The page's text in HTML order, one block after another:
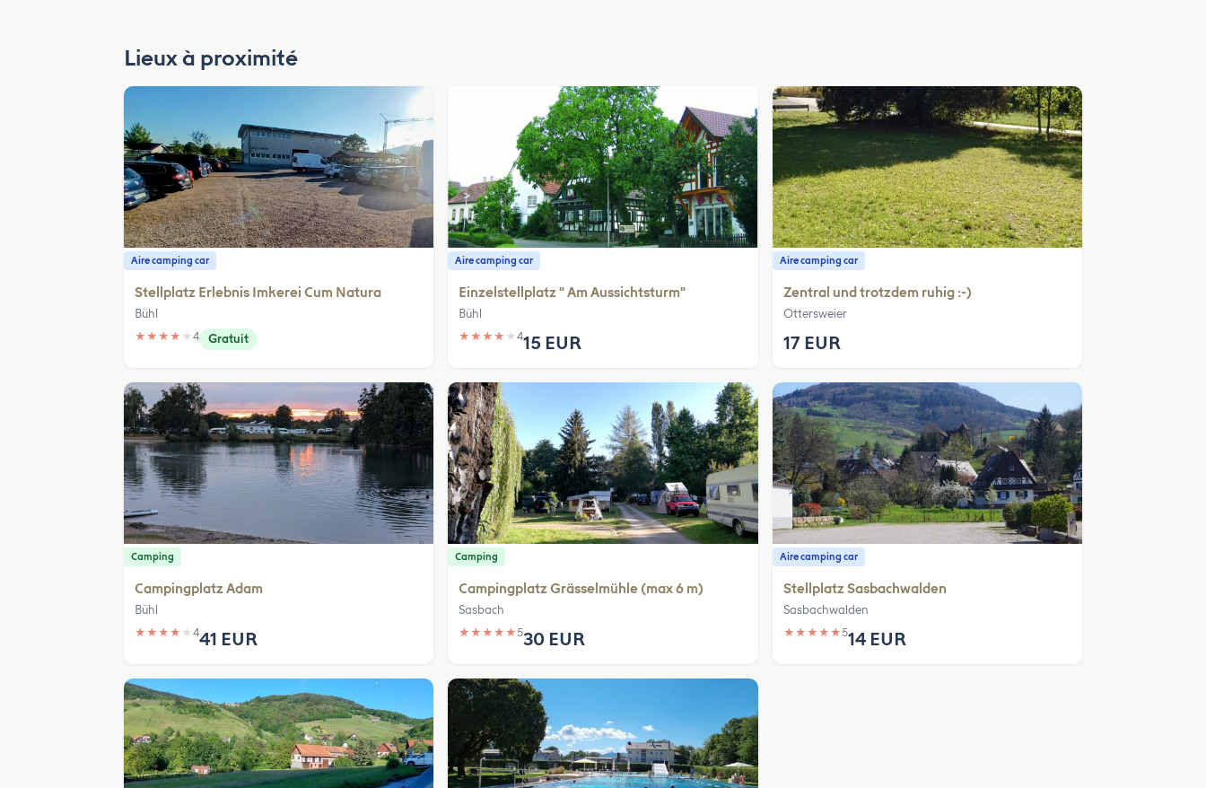
Lieux à proximité
Aire camping car
Stellplatz Erlebnis Imkerei Cum Natura
Bühl
★ ★ ★ ★ ★ 4 Gratuit
Aire camping car
Einzelstellplatz " Am Aussichtsturm"
Bühl
★ ★ ★ ★ ★415 EUR
Aire camping car
Zentral und trotzdem ruhig :-)
Ottersweier
17 EUR
Camping
Campingplatz Adam
Bühl
★ ★ ★ ★ ★ 441 EUR
Camping
Campingplatz Grässelmühle (max 6 m)
Sasbach
★ ★ ★ ★ ★530 EUR
Aire camping car
Stellplatz Sasbachwalden
Sasbachwalden
★ ★ ★ ★ ★514 EUR